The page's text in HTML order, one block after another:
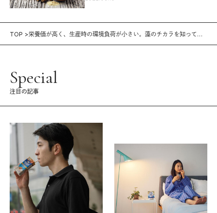
TOP
栄養価が高く、生産時の環境負荷が小さい。藻のチカラを知ってい
Special
注目の記事